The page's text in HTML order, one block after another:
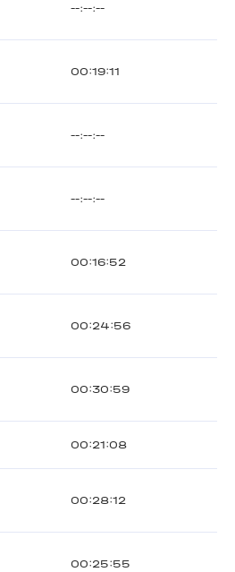
--:--:--
00:19:11
--:--:--
--:--:--
00:16:52
00:24:56
00:30:59
00:21:08
00:28:12
00:25:55